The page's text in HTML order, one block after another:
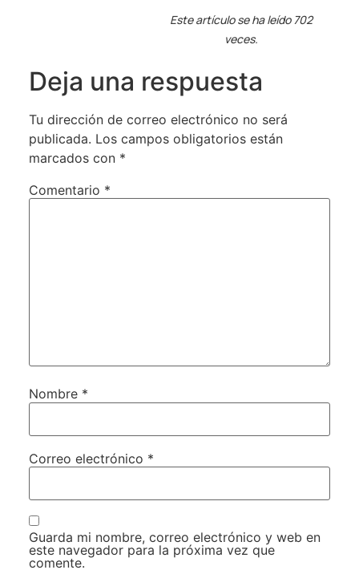
Este artículo se ha leído 702
veces.
Deja una respuesta
Tu dirección de correo electrónico no será
publicada. Los campos obligatorios están
marcados con *
Comentario *
Nombre *
Correo electrónico *
Guarda mi nombre, correo electrónico y web en
este navegador para la próxima vez que
comente.